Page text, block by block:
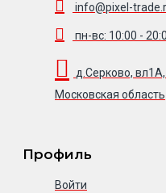
info@pixel-
пн-вс: 10:00 -
д.Серково,
Московская область
Профиль
Войти